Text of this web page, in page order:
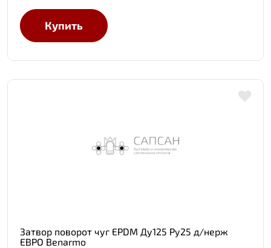
Купить
Затвор поворот чуг EPDM Ду125 Ру25 д/нерж
ЕВРО Benarmo